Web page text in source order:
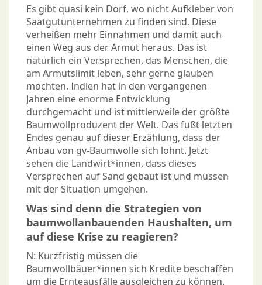
Es gibt quasi kein Dorf, wo nicht Aufkleber von
Saatgutunternehmen zu finden sind. Diese
verheißen mehr Einnahmen und damit auch
einen Weg aus der Armut heraus. Das ist
natürlich ein Versprechen, das Menschen, die
am Armutslimit leben, sehr gerne glauben
möchten. Indien hat in den vergangenen
Jahren eine enorme Entwicklung
durchgemacht und ist mittlerweile der größte
Baumwollproduzent der Welt. Das fußt letzten
Endes genau auf dieser Erzählung, dass der
Anbau von gv-Baumwolle sich lohnt. Jetzt
sehen die Landwirt*innen, dass dieses
Versprechen auf Sand gebaut ist und müssen
mit der Situation umgehen.
Was sind denn die Strategien von
baumwollanbauenden Haushalten, um
auf diese Krise zu reagieren?
N: Kurzfristig müssen die
Baumwollbäuer*innen sich Kredite beschaffen
um die Ernteausfälle ausgleichen zu können.